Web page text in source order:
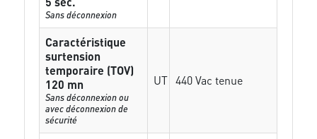
Sans déconnexion
Caractéristique
surtension
temporaire (TOV)
120 mn
Sans déconnexion ou
avec déconnexion de
sécurité
UT 440 Vac tenue